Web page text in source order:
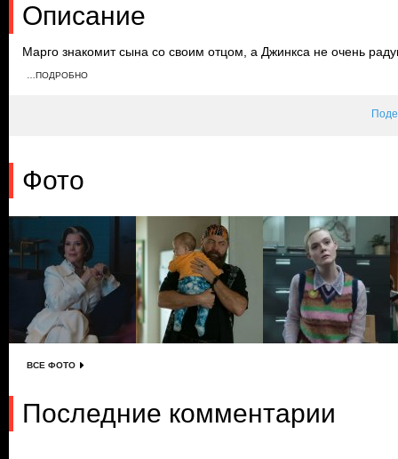
Описание
Марго знакомит сына со своим отцом, а Джинкса не очень
разрешает Джинксу переехать к ней, чем вызывает
…ПОДРОБНО
Фото
ВСЕ ФОТО
Последние комментарии